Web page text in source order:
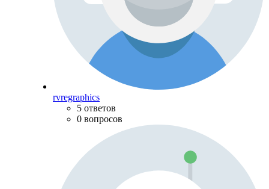
rvregraphics
5 ответов
0 вопросов